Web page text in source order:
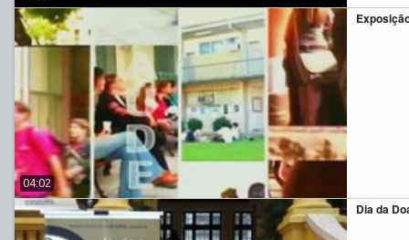
04:02
Dia da